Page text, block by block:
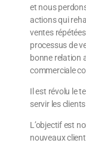
et nous
actions qui
ventes
processus de
bonne relation
commerciale
Il est révolu le
servir les clients
L’objectif est
nouveaux